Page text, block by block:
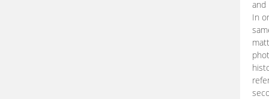
and
In